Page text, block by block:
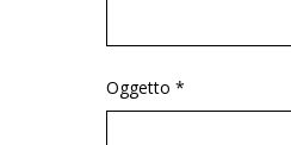
Oggetto *